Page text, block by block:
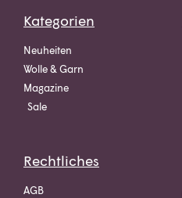
Kategorien
Neuheiten
Wolle & Garn
Magazine
Sale
Rechtliches
AGB